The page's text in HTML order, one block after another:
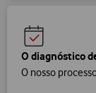
O diagnóstico
O nosso